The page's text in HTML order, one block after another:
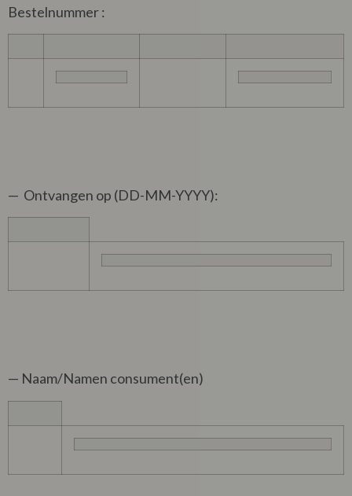
Bestelnummer :
— Ontvangen op (DD-MM-YYYY):
— Naam/Namen consument(en)